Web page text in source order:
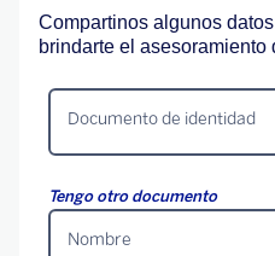
Compartinos algunos
brindarte el asesoramiento
Documento de identidad
Tengo otro documento
Nombre